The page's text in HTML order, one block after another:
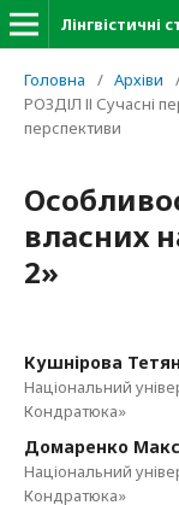
Лінгвістичні
Головна / Архіви
РОЗДІЛ ІІ Сучасні
перспективи
власних
2»
Кушнірова
Національний
Кондратюка»
Домаренко
Національний
Кондратюка»